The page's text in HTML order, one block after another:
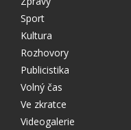
Sport
Kultura
Rozhovory
Publicistika
Volný čas
Ve zkratce
Videogalerie